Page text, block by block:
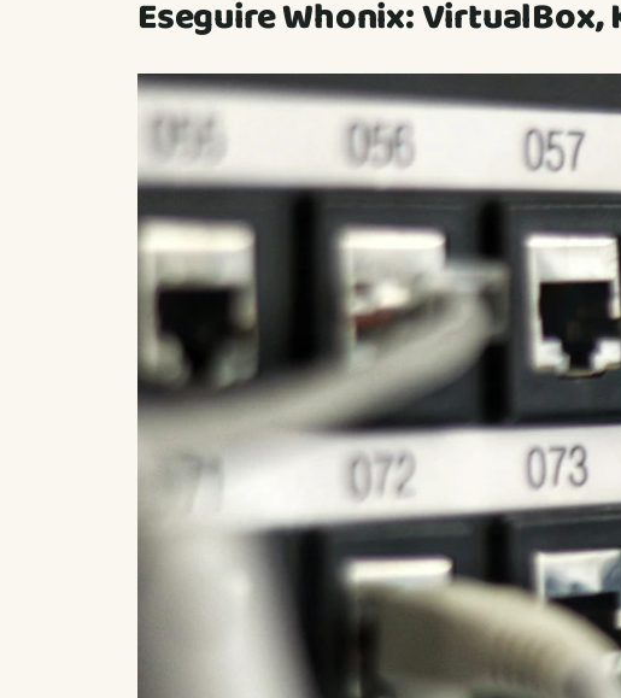
Eseguire Whonix: VirtualBox,